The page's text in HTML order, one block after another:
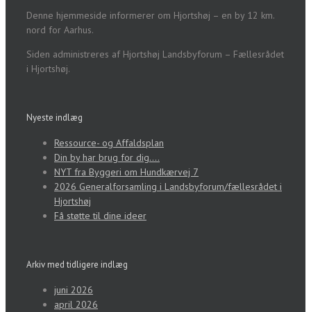
Denne hjemmeside informerer om Hjortshøj – en by 12 km.
nord for Aarhus.
Siden administreres af Hjortshøj Landsbyforum – Fællesrådet
i Hjortshøj.
Nyeste indlæg
Ressource- og Affaldsplan
Din by har brug for dig….
NYT fra Byggeri om Hundkærvej 7
2026 Generalforsamling i Landsbyforum/fællesrådet i
Hjortshøj
Få støtte til dine ideer
Arkiv med tidligere indlæg
juni 2026
april 2026